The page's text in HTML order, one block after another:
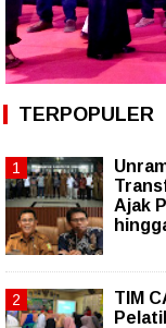
TERPOPULER
Ajak
TIM